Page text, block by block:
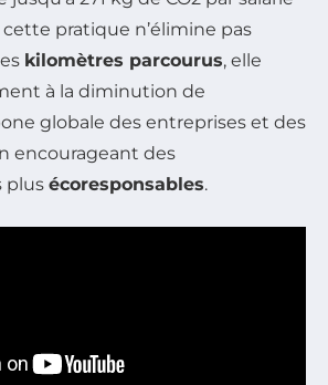
pratique n’élimine pas
kilomètres parcourus, elle
à la diminution de
globale des entreprises et des
encourageant des
plus écoresponsables.